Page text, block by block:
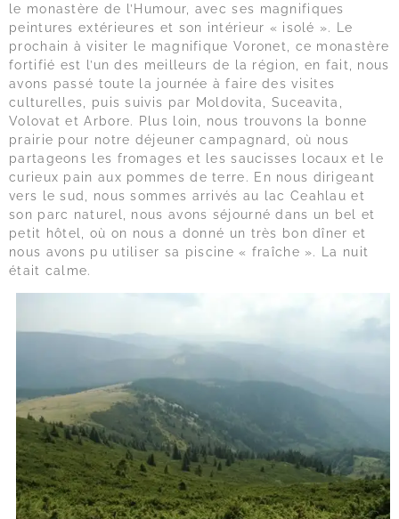
le monastère de l’Humour, avec ses magnifiques
peintures extérieures et son intérieur « isolé ». Le
prochain à visiter le magnifique Voronet, ce monastère
fortifié est l’un des meilleurs de la région, en fait, nous
avons passé toute la journée à faire des visites
culturelles, puis suivis par Moldovita, Suceavita,
Volovat et Arbore. Plus loin, nous trouvons la bonne
prairie pour notre déjeuner campagnard, où nous
partageons les fromages et les saucisses locaux et le
curieux pain aux pommes de terre. En nous dirigeant
vers le sud, nous sommes arrivés au lac Ceahlau et
son parc naturel, nous avons séjourné dans un bel et
petit hôtel, où on nous a donné un très bon dîner et
nous avons pu utiliser sa piscine « fraîche ». La nuit
était calme.